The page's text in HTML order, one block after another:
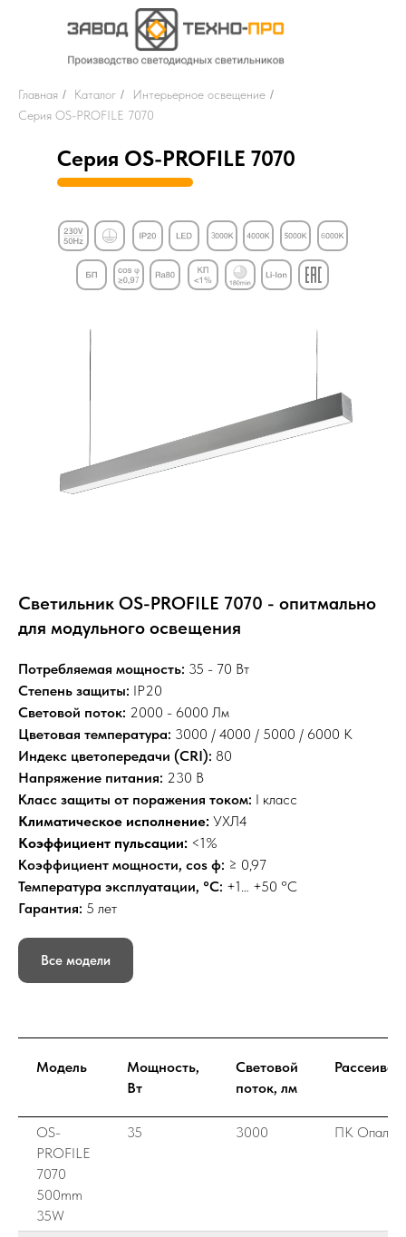
Главная / Каталог / Интерьерное освещение /
Серия OS-PROFILE 7070
Серия OS-PROFILE 7070
Светильник OS-PROFILE 7070 - опитмально
для модульного освещения
Потребляемая мощность: 35 - 70 Вт
Степень защиты: IP20
Световой поток: 2000 - 6000 Лм
Цветовая температура: 3000 / 4000 / 5000 / 6000 К
Индекс цветопередачи (CRI): 80
Напряжение питания: 230 В
Класс защиты от поражения током: I класс
Климатическое исполнение: УХЛ4
Коэффициент пульсации: <1%
Коэффициент мощности, cos ф: ≥ 0,97
Температура эксплуатации, °C: +1… +50 °С
Гарантия: 5 лет
Все модели
Модель
Мощность,
Вт
Световой
поток, лм
OS-
PROFILE
7070
500mm
35W
35 3000 ПК